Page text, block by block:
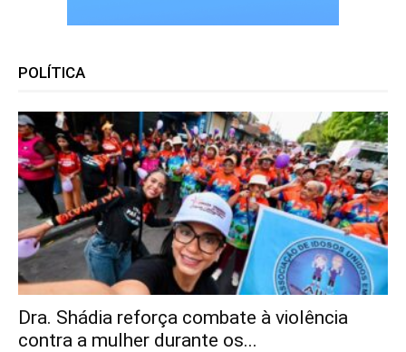
POLÍTICA
Dra. Shádia reforça combate à violência
contra a mulher durante os...